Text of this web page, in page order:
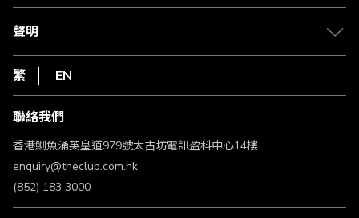
常見問題
csl.
1010
HKT
聲明
私隱聲明
使用條款
條款及細則
不歧視及不騷擾聲明
認可牌照及通告
繁 EN
聯絡我們
香港鰂魚涌英皇道979號太古坊電訊盈科中心14樓
enquiry@theclub.com.hk
(852) 183 3000